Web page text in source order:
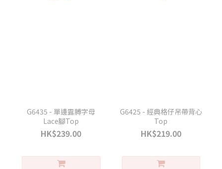
G6435 - 單邊露膊字母
Lace腳Top
HK$239.00
G6425 - 經典格仔吊帶背心
Top
HK$219.00